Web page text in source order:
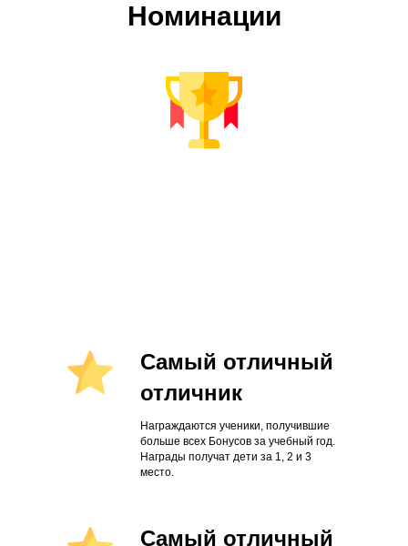
Награждаются ученики, получившие
больше всех Бонусов за учебный год.
Награды получат дети за 1, 2 и 3
место.
Самый отличный
отличник
Самый отличный
Номинации